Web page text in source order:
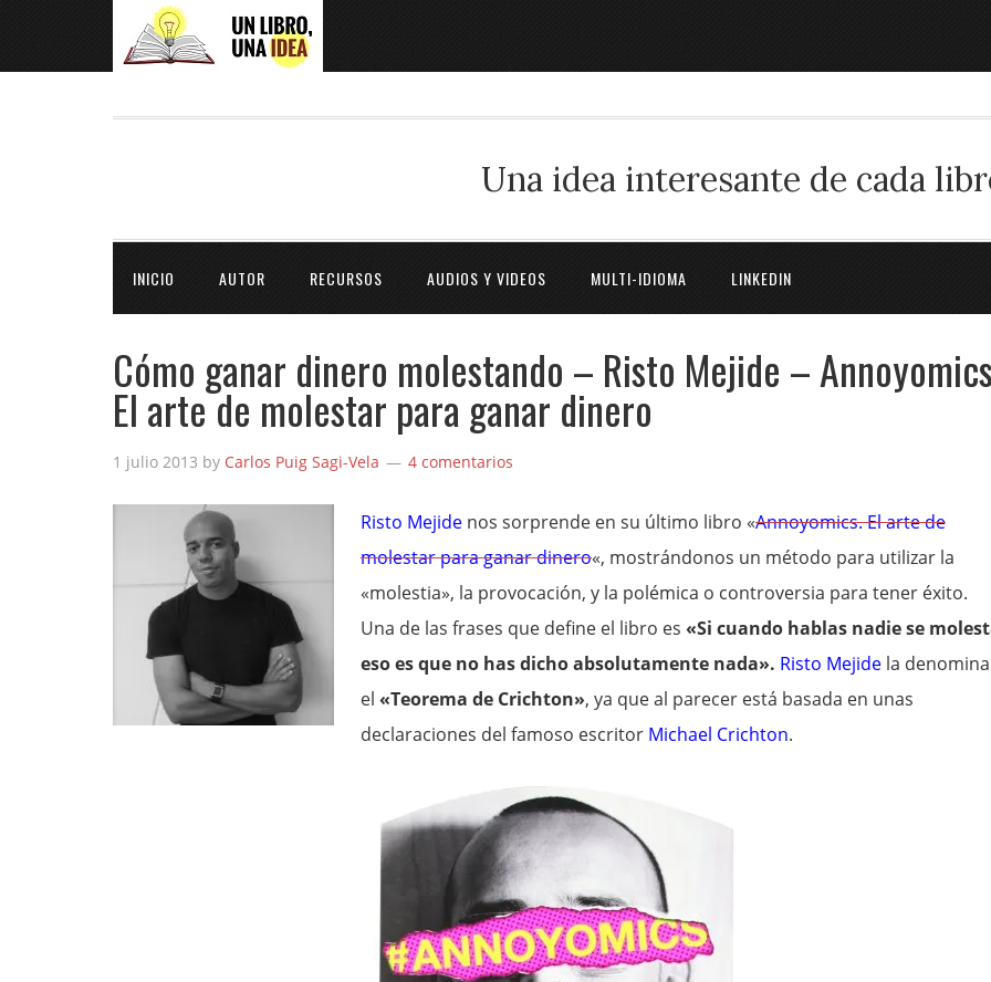
Una idea interesante de cada
INICIO AUTOR RECURSOS AUDIOS Y VIDEOS MULTI-IDIOMA LINKEDIN
Cómo ganar dinero molestando – Risto Mejide –
El arte de molestar para ganar dinero
1 julio 2013 by Carlos Puig Sagi-Vela 4 comentarios
Risto Mejide nos sorprende en su último libro «Annoyomics. El arte de
molestar para ganar dinero«, mostrándonos un método para utilizar la
«molestia», la provocación, y la polémica o controversia para tener éxito.
Una de las frases que define el libro es «Si cuando hablas nadie se
eso es que no has dicho absolutamente nada». Risto Mejide la denomina
el «Teorema de Crichton», ya que al parecer está basada en unas
declaraciones del famoso escritor Michael Crichton.